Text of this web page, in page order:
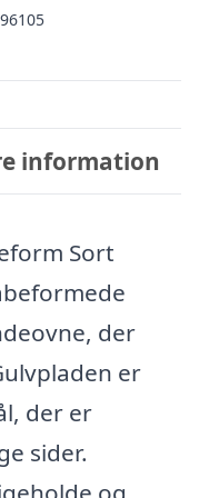
information
Sort
der
er
der er
sider.